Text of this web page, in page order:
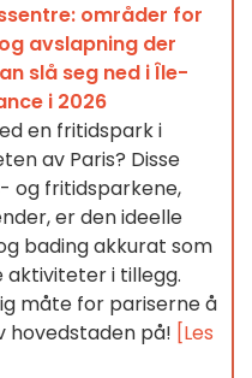
områder for
avslapning der
slå seg ned i Île-
i 2026
en fritidspark i
av Paris? Disse
og fritidsparkene,
er den ideelle
bading akkurat som
aktiviteter i tillegg.
måte for pariserne å
på! [Les